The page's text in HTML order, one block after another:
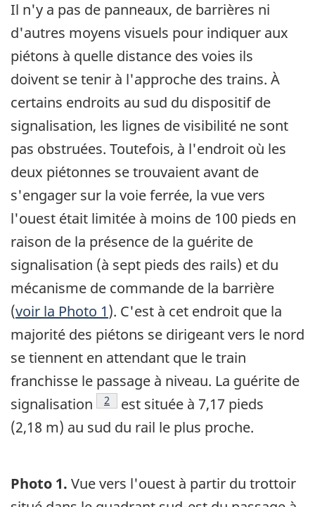
Il n'y a pas de panneaux, de barrières ni
d'autres moyens visuels pour indiquer aux
piétons à quelle distance des voies ils
doivent se tenir à l'approche des trains. À
certains endroits au sud du dispositif de
signalisation, les lignes de visibilité ne sont
pas obstruées. Toutefois, à l'endroit où les
deux piétonnes se trouvaient avant de
s'engager sur la voie ferrée, la vue vers
l'ouest était limitée à moins de 100 pieds en
raison de la présence de la guérite de
signalisation (à sept pieds des rails) et du
mécanisme de commande de la barrière
(voir la Photo 1). C'est à cet endroit que la
majorité des piétons se dirigeant vers le nord
se tiennent en attendant que le train
franchisse le passage à niveau. La guérite de
signalisation
Note de bas de page
2
est située à 7,17 pieds
(2,18 m) au sud du rail le plus proche.
Photo 1. Vue vers l'ouest à partir du trottoir